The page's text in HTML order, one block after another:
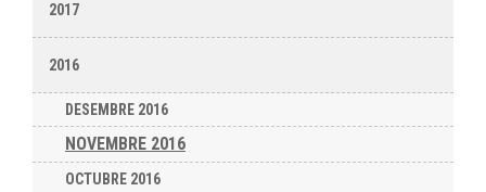
2017
2016
DESEMBRE 2016
NOVEMBRE 2016
OCTUBRE 2016